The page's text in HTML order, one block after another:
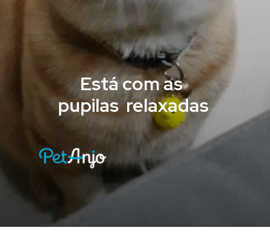
Está com as
pupilas relaxadas